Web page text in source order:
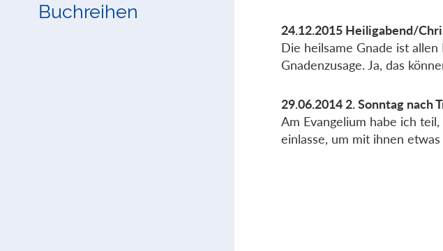
Buchreihen
24.12.2015 Heiligabend/
Die heilsame Gnade ist
Gnadenzusage. Ja, das
29.06.2014 2. Sonntag nach
Am Evangelium habe ich
einlasse, um mit ihnen